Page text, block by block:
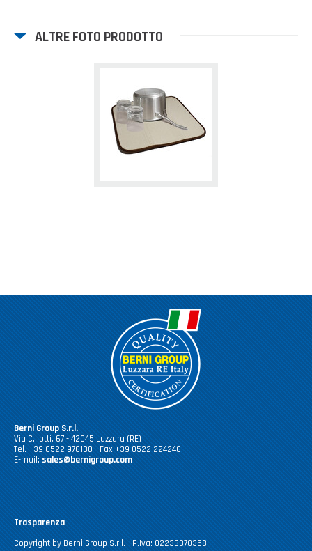
ALTRE FOTO PRODOTTO
Berni Group S.r.l.
Via C. Iotti, 67 - 42045 Luzzara (RE)
Tel. +39 0522 976130 - Fax +39 0522 224246
E-mail: sales@bernigroup.com
Trasparenza
Copyright by Berni Group S.r.l. - P.Iva: 02233370358